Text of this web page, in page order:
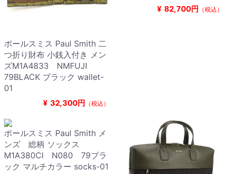
ポールスミス Paul Smith 二
つ折り財布 小銭入付き メン
ズM1A4833 NMFUJI
79BLACK ブラック wallet-
01
¥ 32,300円 （税込）
¥ 82,700円 （税込）
ポールスミス Paul Smith メ
ンズ 総柄 ソックス
M1A380CI N080 79ブラ
ック マルチカラー socks-01